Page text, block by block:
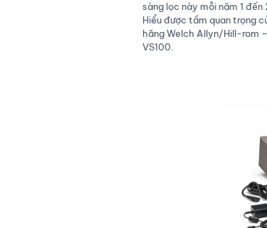
sàng lọc này mỗi năm 1 đến
Hiểu được tầm quan trọng
hãng Welch Allyn/Hill-rom
VS100.